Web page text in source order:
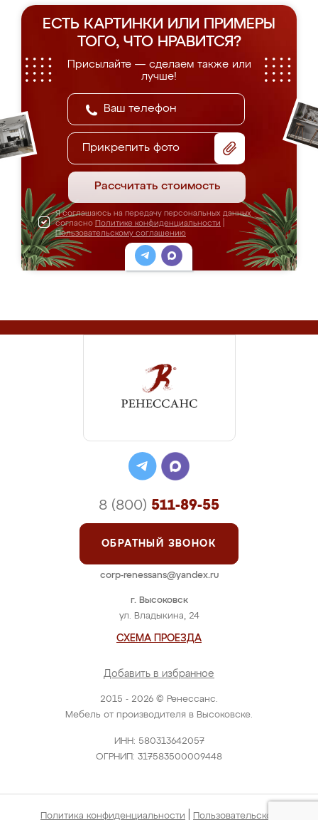
ЕСТЬ КАРТИНКИ ИЛИ ПРИМЕРЫ
ТОГО, ЧТО НРАВИТСЯ?
Присылайте — сделаем также или
лучше!
Прикрепить фото
Рассчитать стоимость
Я соглашаюсь на передачу персональных данных
согласно Политике конфиденциальности
Пользовательскому соглашению
2015 - 2026 © Ренессанс.
Мебель от производителя в Высоковске.
ИНН: 580313642057
ОГРНИП: 317583500009448
г. Высоковск
ул. Владыкина, 24
СХЕМА ПРОЕЗДА
Добавить в избранное
8 (800) 511-89-55
ОБРАТНЫЙ ЗВОНОК
corp-renessans@yandex.ru
Политика конфиденциальности Пользовательское